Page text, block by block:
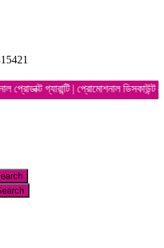
গ্যারান্টি | প্রোমোশনাল ডিসকাউন্ট